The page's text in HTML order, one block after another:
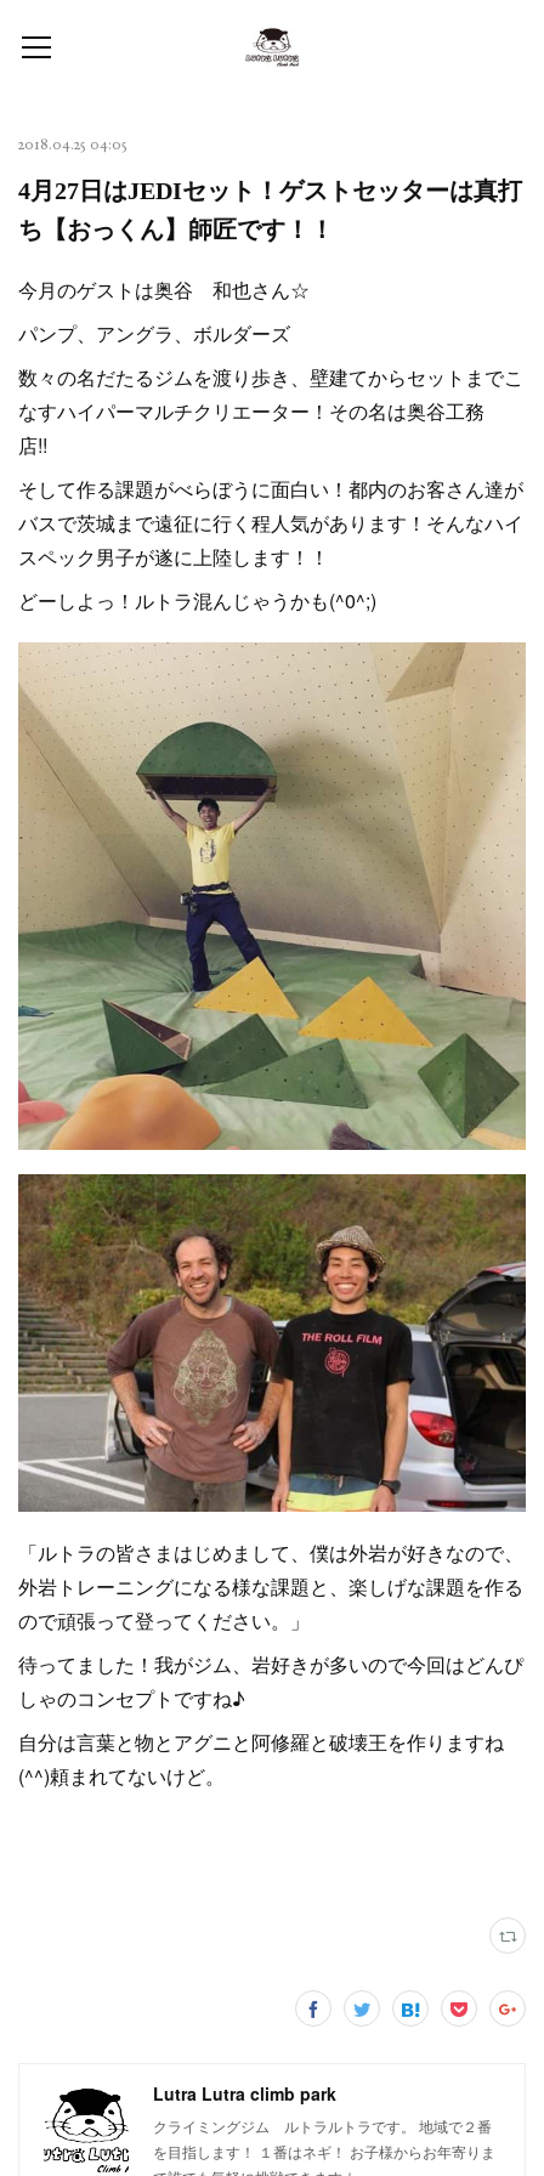
2018.04.25 04:05
4月27日はJEDIセット！ゲストセッターは真打
ち【おっくん】師匠です！！
今月のゲストは奥谷 和也さん☆
パンプ、アングラ、ボルダーズ
数々の名だたるジムを渡り歩き、壁建てからセットまでこ
なすハイパーマルチクリエーター！その名は奥谷工務
店!!
そして作る課題がべらぼうに面白い！都内のお客さん達が
バスで茨城まで遠征に行く程人気があります！そんなハイ
スペック男子が遂に上陸します！！
どーしよっ！ルトラ混んじゃうかも(^0^;)
「ルトラの皆さまはじめまして、僕は外岩が好きなので、
外岩トレーニングになる様な課題と、楽しげな課題を作る
ので頑張って登ってください。」
待ってました！我がジム、岩好きが多いので今回はどんぴ
しゃのコンセプトですね♪
自分は言葉と物とアグニと阿修羅と破壊王を作りますね
(^^)頼まれてないけど。
Lutra Lutra climb park
クライミングジム ルトラルトラです。 地域で２番
を目指します！ １番はネギ！ お子様からお年寄りま